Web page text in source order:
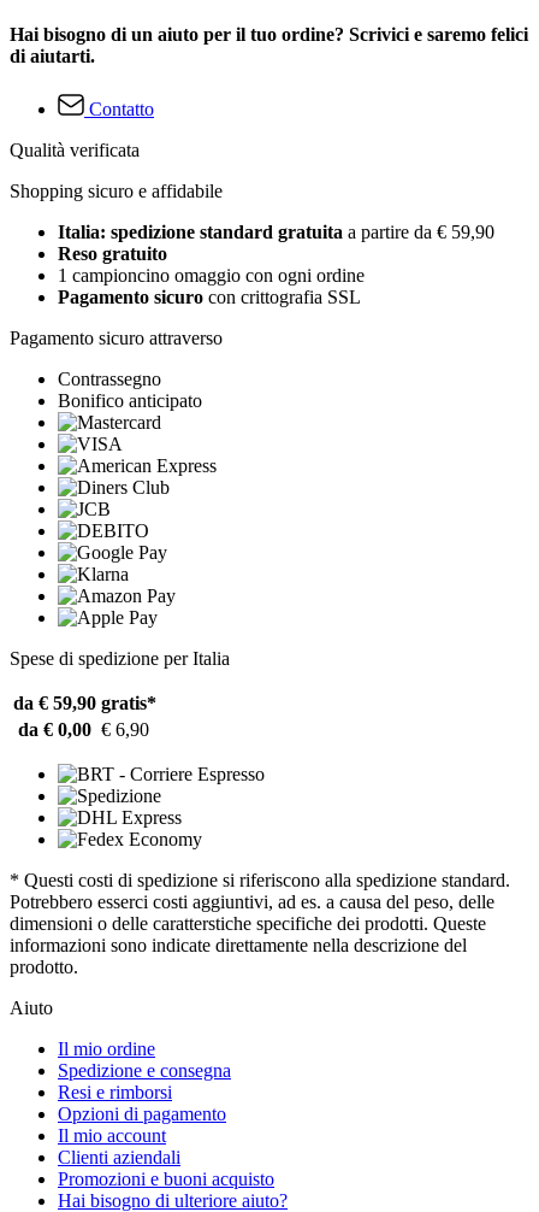
Hai bisogno di un aiuto per il tuo ordine? Scrivici e saremo felici
di aiutarti.
Contatto
Qualità verificata
Shopping sicuro e affidabile
Italia: spedizione standard gratuita a partire da € 59,90
Reso gratuito
1 campioncino omaggio con ogni ordine
Pagamento sicuro con crittografia SSL
Pagamento sicuro attraverso
Contrassegno
Bonifico anticipato
Spese di spedizione per Italia
da € 59,90 gratis*
da € 0,00 € 6,90
* Questi costi di spedizione si riferiscono alla spedizione standard.
Potrebbero esserci costi aggiuntivi, ad es. a causa del peso, delle
dimensioni o delle caratterstiche specifiche dei prodotti. Queste
informazioni sono indicate direttamente nella descrizione del
prodotto.
Aiuto
Il mio ordine
Spedizione e consegna
Resi e rimborsi
Opzioni di pagamento
Il mio account
Clienti aziendali
Promozioni e buoni acquisto
Hai bisogno di ulteriore aiuto?